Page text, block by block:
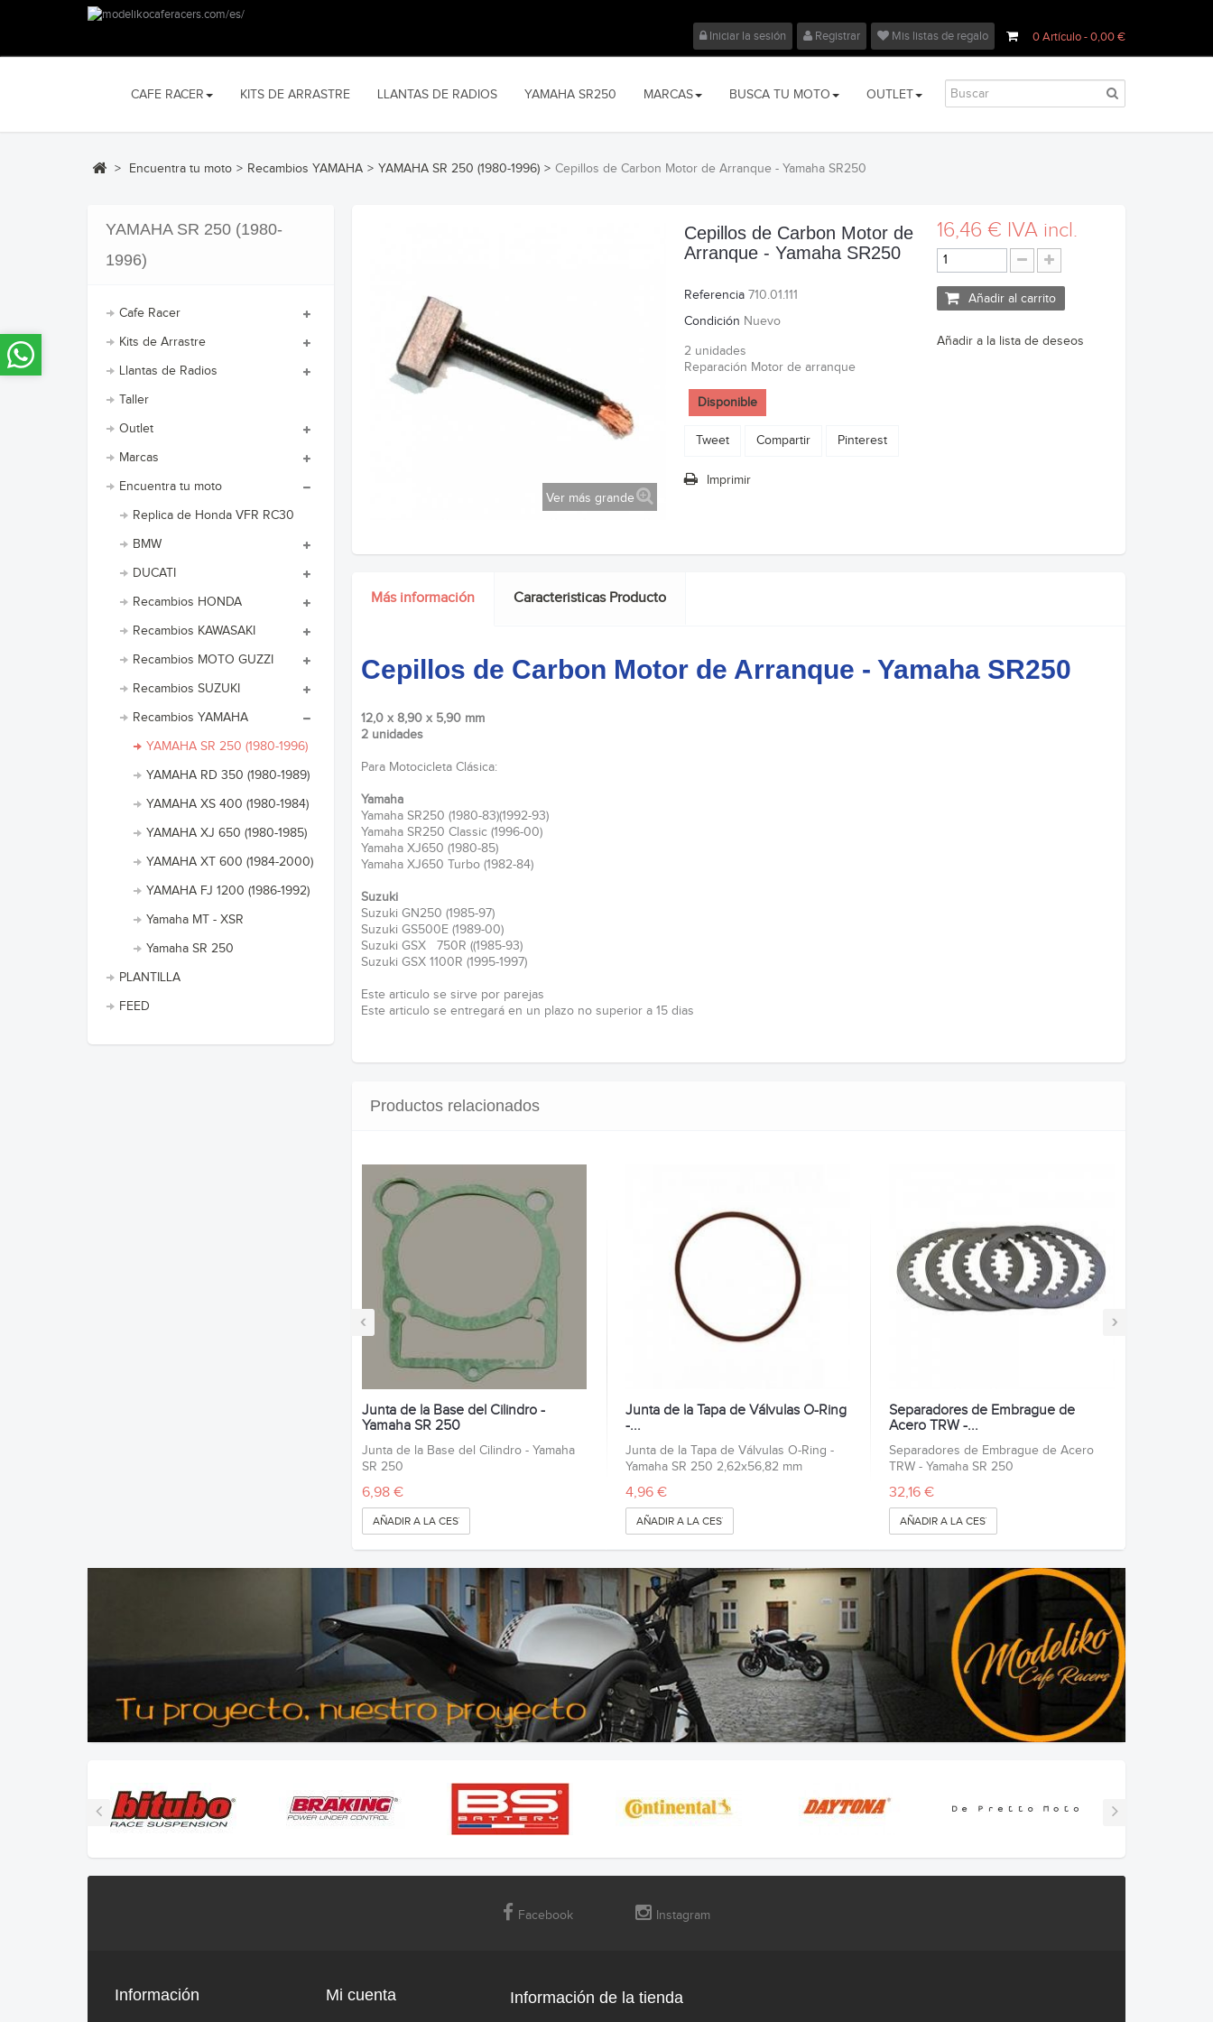
0Artículo- 0,00 €
Iniciar la sesión Registrar Mis listas de regalo
CAFE RACER KITS DE ARRASTRE LLANTAS DE RADIOS YAMAHA SR250 MARCAS BUSCA TU MOTO OUTLET
> Encuentra tu moto > Recambios YAMAHA > YAMAHA SR 250 (1980-1996) > Cepillos de Carbon Motor de Arranque - Yamaha SR250
YAMAHA SR 250 (1980-
1996)
Cafe Racer
Kits de Arrastre
Llantas de Radios
Taller
Outlet
Marcas
Encuentra tu moto
Replica de Honda VFR RC30
BMW
DUCATI
Recambios HONDA
Recambios KAWASAKI
Recambios MOTO GUZZI
Recambios SUZUKI
Recambios YAMAHA
YAMAHA SR 250 (1980-1996)
YAMAHA RD 350 (1980-1989)
YAMAHA XS 400 (1980-1984)
YAMAHA XJ 650 (1980-1985)
YAMAHA XT 600 (1984-2000)
YAMAHA FJ 1200 (1986-1992)
Yamaha MT - XSR
Yamaha SR 250
PLANTILLA
FEED
Ver más grande
Cepillos de Carbon Motor de
Arranque - Yamaha SR250
Referencia 710.01.111
Condición Nuevo
2 unidades
Reparación Motor de arranque
Disponible
Tweet Compartir Pinterest
Imprimir
16,46 € IVA incl.
Añadir al carrito
Añadir a la lista de deseos
Más información Caracteristicas Producto
Cepillos de Carbon Motor de Arranque - Yamaha SR250
12,0 x 8,90 x 5,90 mm
2 unidades
Para Motocicleta Clásica:
Yamaha
Yamaha SR250 (1980-83)(1992-93)
Yamaha SR250 Classic (1996-00)
Yamaha XJ650 (1980-85)
Yamaha XJ650 Turbo (1982-84)
Suzuki
Suzuki GN250 (1985-97)
Suzuki GS500E (1989-00)
Suzuki GSX 750R ((1985-93)
Suzuki GSX 1100R (1995-1997)
Este articulo se sirve por parejas
Este articulo se entregará en un plazo no superior a 15 dias
Productos relacionados
‹ ›
Junta de la Base del Cilindro -
Yamaha SR 250
Junta de la Base del Cilindro - Yamaha
SR 250
6,98 €
AÑADIR A LA CESTA
Junta de la Tapa de Válvulas O-Ring
-...
Junta de la Tapa de Válvulas O-Ring -
Yamaha SR 250 2,62x56,82 mm
4,96 €
AÑADIR A LA CESTA
Separadores de Embrague de
Acero TRW -...
Separadores de Embrague de Acero
TRW - Yamaha SR 250
32,16 €
AÑADIR A LA CESTA
Facebook Instagram
Información Mi cuenta Información de la tienda